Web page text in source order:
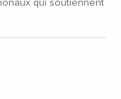
qui soutiennent